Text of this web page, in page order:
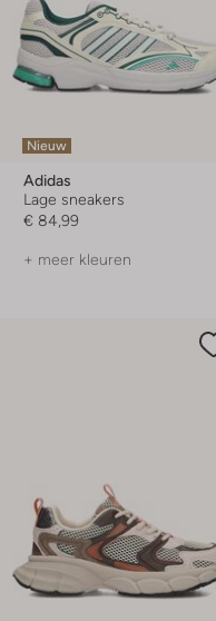
Nieuw
Adidas
Lage sneakers
€ 84,99
+ meer kleuren